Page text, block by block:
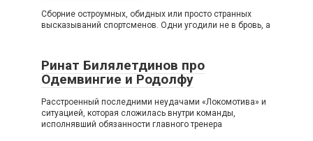
Сборние остроумных, обидных или просто странных
высказываний спортсменов. Одни угодили не в бровь, а
Ринат Билялетдинов про
Одемвингие и Родолфу
Расстроенный последними неудачами «Локомотива» и
ситуацией, которая сложилась внутри команды,
исполнявший обязанности главного тренера